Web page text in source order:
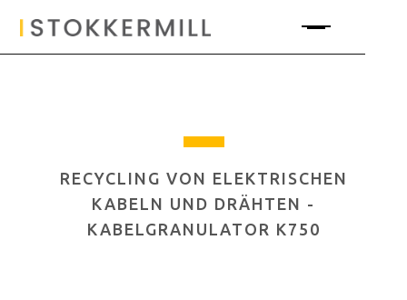
RECYCLING VON ELEKTRISCHEN
KABELN UND DRÄHTEN -
KABELGRANULATOR K750